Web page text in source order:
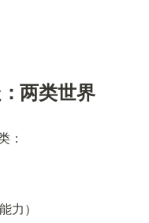
两类世界
：
力）